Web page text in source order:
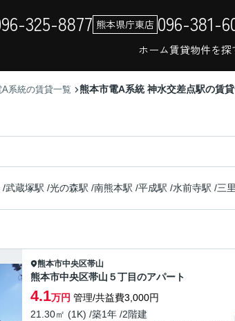
325-8877 熊本県庁東店 096-381-
ホーム賃貸物件を探
A系統の賃貸一覧 熊本市電A系統 神水交差点駅の賃
/武蔵塚駅 /光の森駅 /南熊本駅 /平成駅 /水前寺駅 /三
熊本市中央区帯山
熊本市中央区帯山５丁目のアパート
4.1万円 管理/共益費3,000円
21.30㎡ (1K) /築1年 /2階建